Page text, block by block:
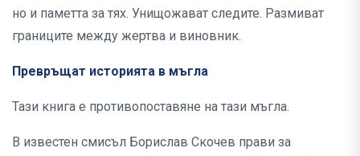
но и паметта за тях. Унищожават следите. Размиват
границите между жертва и виновник.
Превръщат историята в мъгла
Тази книга е противопоставяне на тази мъгла.
В известен смисъл Борислав Скочев прави за